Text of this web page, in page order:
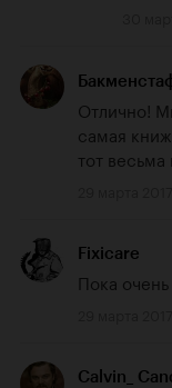
Отлично!
самая
тот
Fixicare
Пока
Calvin_